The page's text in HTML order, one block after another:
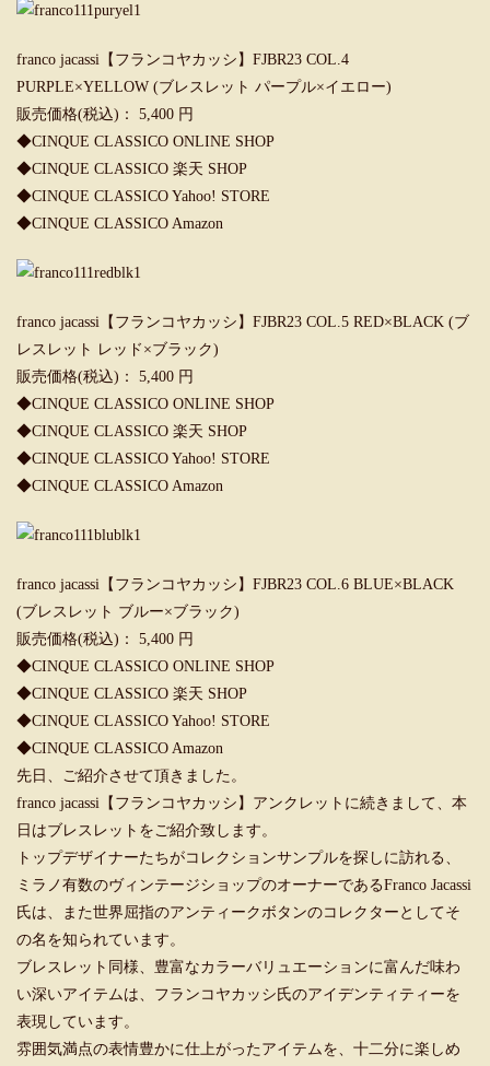
franco jacassi【フランコヤカッシ】FJBR23 COL.4
PURPLE×YELLOW (ブレスレット パープル×イエロー)
販売価格(税込)： 5,400 円
◆CINQUE CLASSICO ONLINE SHOP
◆CINQUE CLASSICO 楽天 SHOP
◆CINQUE CLASSICO Yahoo! STORE
◆CINQUE CLASSICO Amazon
franco jacassi【フランコヤカッシ】FJBR23 COL.5 RED×BLACK (ブ
レスレット レッド×ブラック)
販売価格(税込)： 5,400 円
◆CINQUE CLASSICO ONLINE SHOP
◆CINQUE CLASSICO 楽天 SHOP
◆CINQUE CLASSICO Yahoo! STORE
◆CINQUE CLASSICO Amazon
franco jacassi【フランコヤカッシ】FJBR23 COL.6 BLUE×BLACK
(ブレスレット ブルー×ブラック)
販売価格(税込)： 5,400 円
◆CINQUE CLASSICO ONLINE SHOP
◆CINQUE CLASSICO 楽天 SHOP
◆CINQUE CLASSICO Yahoo! STORE
◆CINQUE CLASSICO Amazon
先日、ご紹介させて頂きました。
franco jacassi【フランコヤカッシ】アンクレット に続きまして、本
日はブレスレットをご紹介致します。
トップデザイナーたちがコレクションサンプルを探しに訪れる、
ミラノ有数のヴィンテージショップのオーナーであるFranco Jacassi
氏は、また世界屈指のアンティークボタンのコレクターとしてそ
の名を知られています。
ブレスレット同様、豊富なカラーバリュエーションに富んだ味わ
い深いアイテムは、フランコヤカッシ氏のアイデンティティーを
表現しています。
雰囲気満点の表情豊かに仕上がったアイテムを、十二分に楽しめ